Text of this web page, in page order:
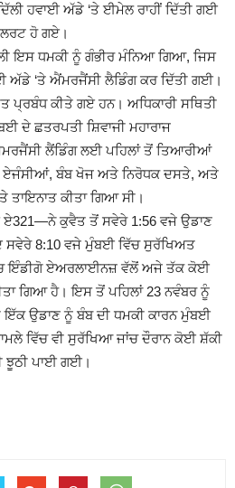
ਹਵਾਈ ਅੱਡੇ ‘ਤੇ ਈਮੇਲ ਰਾਹੀਂ ਦਿੱਤੀ ਗਈ
ਹੋ ਗਏ।
ਇਸ ਧਮਕੀ ਨੂੰ ਗੰਭੀਰ ਮੰਨਿਆ ਗਿਆ, ਜਿਸ
ਅੱਡੇ ‘ਤੇ ਐਂਮਰਜੈਂਸੀ ਲੈਡਿੰਗ ਕਰ ਦਿੱਤੀ ਗਈ।
ਕੀਤੇ ਗਏ ਹਨ। ਅਧਿਕਾਰੀ ਸਥਿਤੀ
ਦੇ ਛਤਰਪਤੀ ਸ਼ਿਵਾਜੀ ਮਹਾਰਾਜ
ਲੈਂਡਿੰਗ ਲਈ ਪਹਿਲਾਂ ਤੋਂ ਤਿਆਰੀਆਂ
ਬੰਬ ਖੋਜ ਅਤੇ ਨਿਰੋਧਕ ਦਸਤੇ, ਅਤੇ
ਤਾਇਨਾਤ ਕੀਤਾ ਗਿਆ ਸੀ।
ਕੁਵੈਤ ਤੋਂ ਸਵੇਰੇ 1:56 ਵਜੇ ਉਡਾਣ
ਸਵੇਰੇ 8:10 ਵਜੇ ਮੁੰਬਈ ਵਿੱਚ ਸੁਰੱਖਿਅਤ
ਇੰਡੀਗੋ ਏਅਰਲਾਈਨਜ਼ ਵੱਲੋਂ ਅਜੇ ਤੱਕ ਕੋਈ
ਗਿਆ ਹੈ। ਇਸ ਤੋਂ ਪਹਿਲਾਂ 23 ਨਵੰਬਰ ਨੂੰ
ਇੱਕ ਉਡਾਣ ਨੂੰ ਬੰਬ ਦੀ ਧਮਕੀ ਕਾਰਨ ਮੁੰਬਈ
ਵਿੱਚ ਵੀ ਸੁਰੱਖਿਆ ਜਾਂਚ ਦੌਰਾਨ ਕੋਈ ਸ਼ੱਕੀ
ਝੂਠੀ ਪਾਈ ਗਈ।